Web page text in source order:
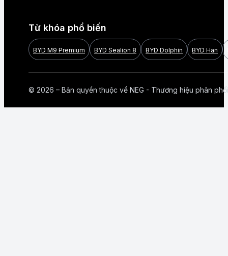
Từ khóa phổ biến
BYD M9 Premium BYD Sealion 8 BYD Dolphin BYD Han
© 2026 – Bản quyền thuộc về NEG - Thương hiệu phân